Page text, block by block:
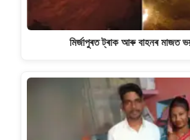
মিৰ্জাপুৰত ট্ৰাক আৰু বাহনৰ মাজত